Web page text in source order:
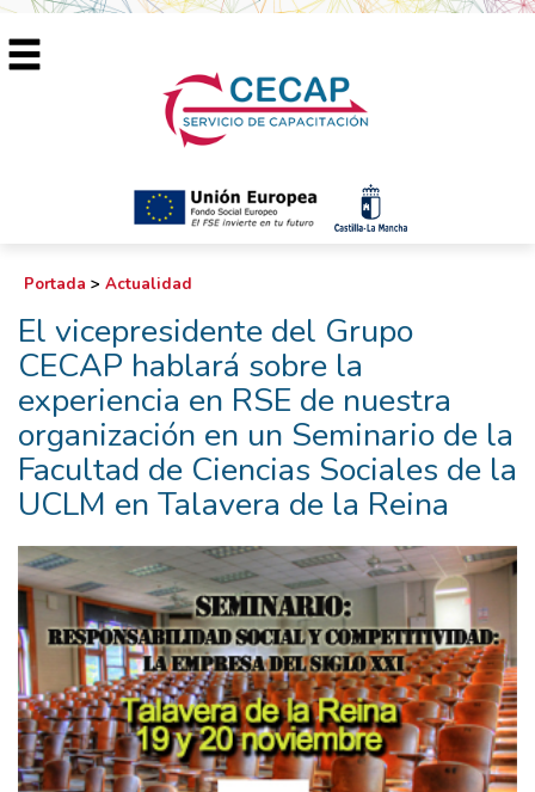
Portada > Actualidad
El vicepresidente del Grupo
CECAP hablará sobre la
experiencia en RSE de nuestra
organización en un Seminario de la
Facultad de Ciencias Sociales de la
UCLM en Talavera de la Reina